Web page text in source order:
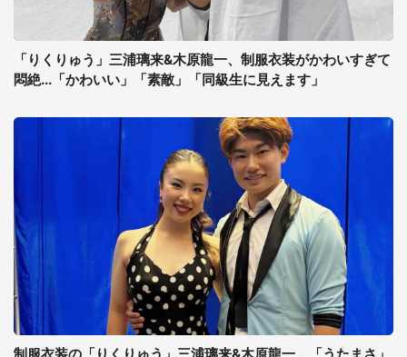
「りくりゅう」三浦璃来&木原龍一、制服衣装がかわいすぎて
悶絶...「かわいい」「素敵」「同級生に見えます」